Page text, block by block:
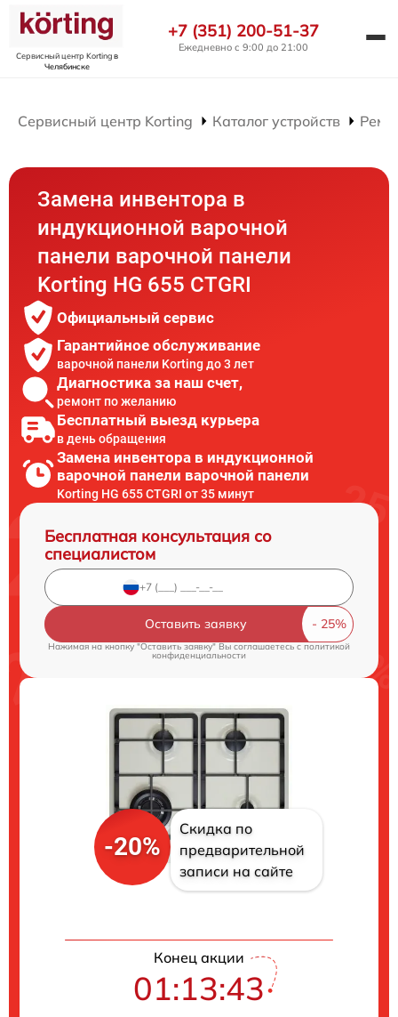
Сервисный центр Kortingв
Челябинске
+7 (351) 200-51-37
Ежедневно с 9:00 до 21:00
Сервисный центр Korting Каталог устройств
Замена инвентора в
индукционной варочной
панели варочной панели
Korting HG 655 CTGRI
Официальный сервис
Гарантийное обслуживание
варочной панели Korting до 3 лет
Диагностика за наш счет,
ремонт по желанию
Бесплатный выезд курьера
в день обращения
Замена инвентора в индукционной
варочной панели варочной панели
Korting HG 655 CTGRI от 35 минут
Бесплатная консультация со
специалистом
Оставить заявку
Нажимая на кнопку "Оставить заявку" Вы соглашаетесь cполитикой
конфиденциальности
-20%
Скидка по
предварительной
записи на сайте
Конец акции
01:13:42